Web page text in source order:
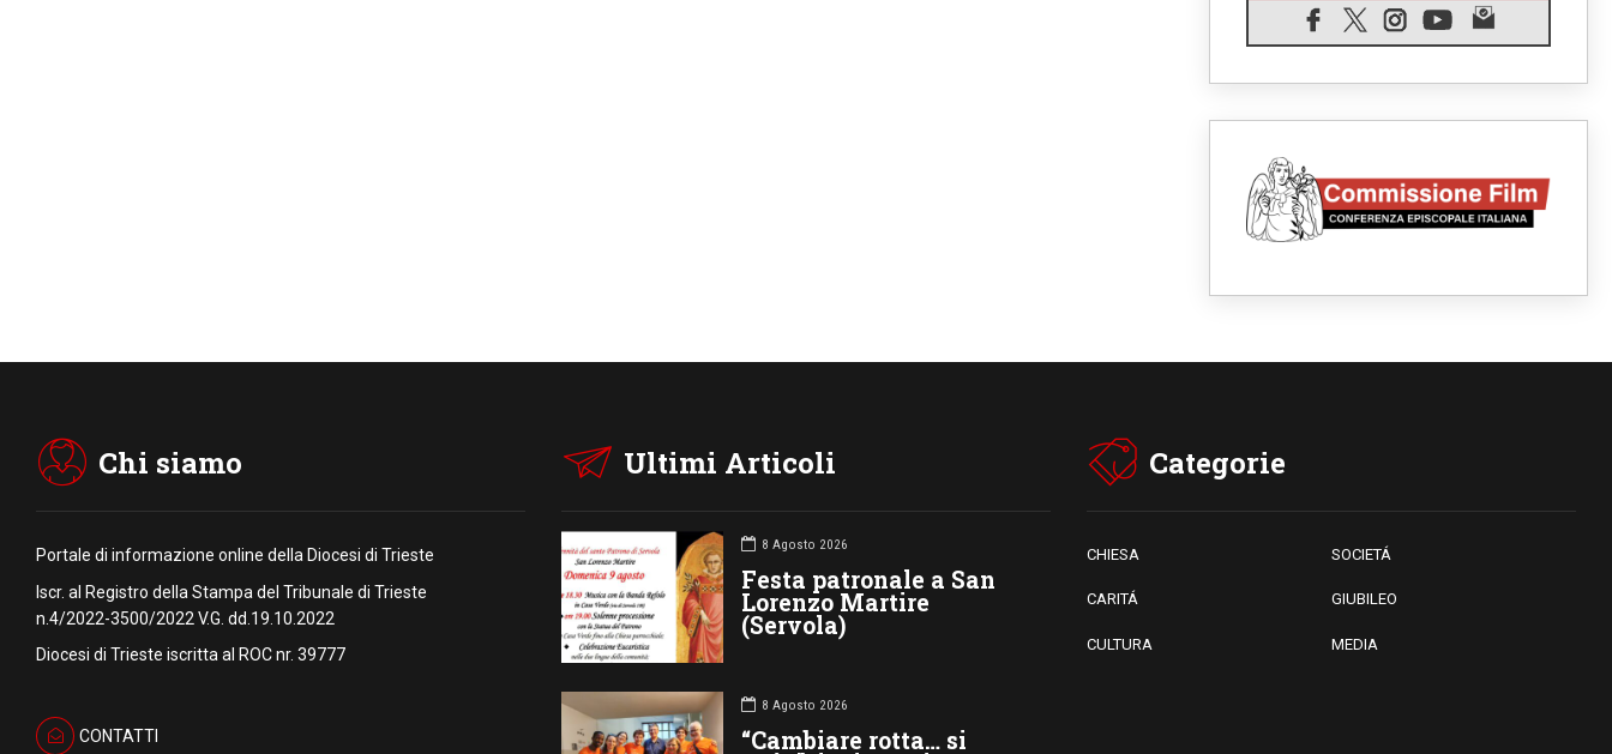
Spin Time, Reina: Cristo non
abita nei palazzi del potere
ma si identifica coi senzatetto
Argentina, l'arcivescovo
Colombo: "La visita del Papa
messaggio di pace e dignità"
08.08.2026
Castillo: spinta all'unità in
mezzo alle sfide del Paese
Chi siamo
Portale di informazione online della Diocesi di Trieste
Iscr. al Registro della Stampa del Tribunale di Trieste
n.4/2022-3500/2022 V.G. dd.19.10.2022
Diocesi di Trieste iscritta al ROC nr. 39777
CONTATTI
Ultimi Articoli
8 Agosto 2026
Festa patronale a San
Lorenzo Martire
(Servola)
8 Agosto 2026
“Cambiare rotta… si
Categorie
CHIESA SOCIETÁ
CARITÁ GIUBILEO
CULTURA MEDIA